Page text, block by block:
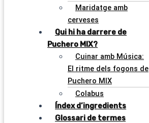
Maridatge amb
cerveses
Qui hi ha darrere de
Puchero MIX?
Cuinar amb Música:
El ritme dels fogons de
Puchero MIX
Colabus
Índex d’ingredients
Glossari de termes